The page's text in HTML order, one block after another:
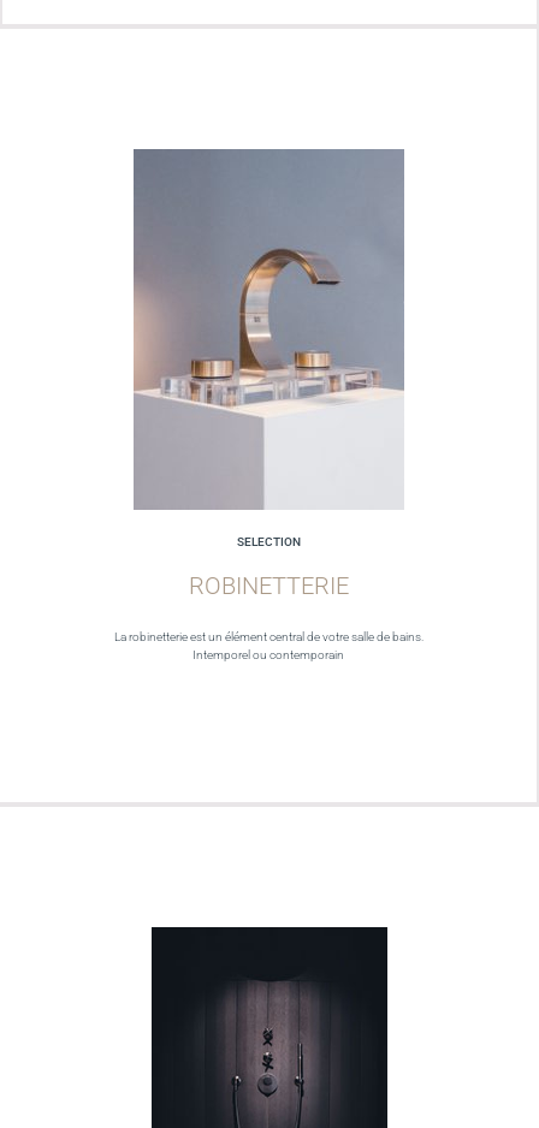
SELECTION
ROBINETTERIE
La robinetterie est un élément central de votre salle de bains.
Intemporel ou contemporain